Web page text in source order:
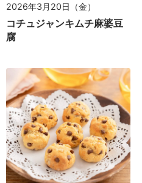
2026年3月20日（金）
コチュジャンキムチ麻婆豆
腐